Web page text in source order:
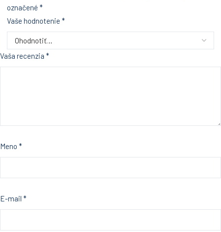
označené *
Vaše hodnotenie *
Vaša recenzia *
Meno *
E-mail *